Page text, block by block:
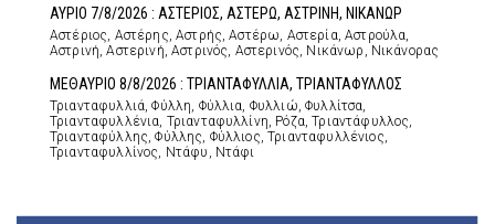
ΑΥΡΙΟ 7/8/2026 : ΑΣΤΕΡΙΟΣ, ΑΣΤΕΡΩ, ΑΣΤΡΙΝΗ, ΝΙΚΑΝΩΡ
Αστέριος, Αστέρης, Αστρής, Αστέρω, Αστερία, Αστρούλα,
Αστρινή, Αστερινή, Αστρινός, Αστερινός, Νικάνωρ, Νικάνορας
ΜΕΘΑΥΡΙΟ 8/8/2026 : ΤΡΙΑΝΤΑΦΥΛΛΙΑ, ΤΡΙΑΝΤΑΦΥΛΛΟΣ
Τριανταφυλλιά, Φύλλη, Φύλλια, Φυλλιώ, Φυλλίτσα,
Τριανταφυλλένια, Τριανταφυλλίνη, Ρόζα, Τριαντάφυλλος,
Τριανταφύλλης, Φύλλης, Φύλλιος, Τριανταφυλλένιος,
Τριανταφυλλίνος, Ντάφυ, Ντάφι